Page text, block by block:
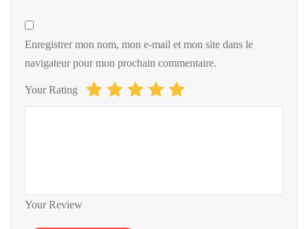
Enregistrer mon nom, mon e-mail et mon site dans le
navigateur pour mon prochain commentaire.
Your Rating
Your Review